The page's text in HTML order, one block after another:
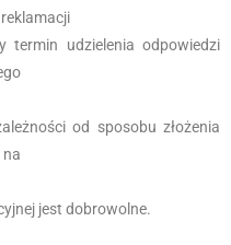
termin udzielenia odpowiedzi
od sposobu złożenia
na
jest dobrowolne.